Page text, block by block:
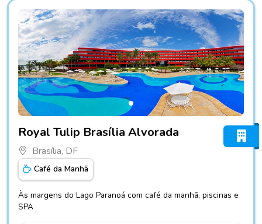
Royal Tulip Brasília Alvorada
Brasília, DF
Café da Manhã
Às margens do Lago Paranoá com café da manhã, piscinas e
SPA